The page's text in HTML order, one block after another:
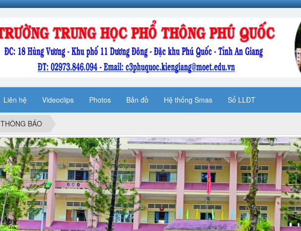
Liên hệ Videoclips Photos Bản đồ Hệ thống Smas Sổ LLĐT
THÔNG BÁO